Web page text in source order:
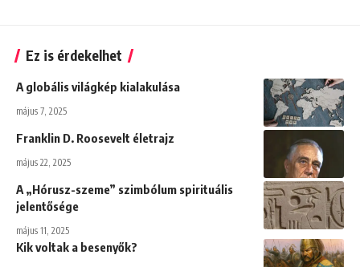
Ez is érdekelhet
A globális világkép kialakulása
május 7, 2025
Franklin D. Roosevelt életrajz
május 22, 2025
A „Hórusz-szeme” szimbólum spirituális
jelentősége
május 11, 2025
Kik voltak a besenyők?